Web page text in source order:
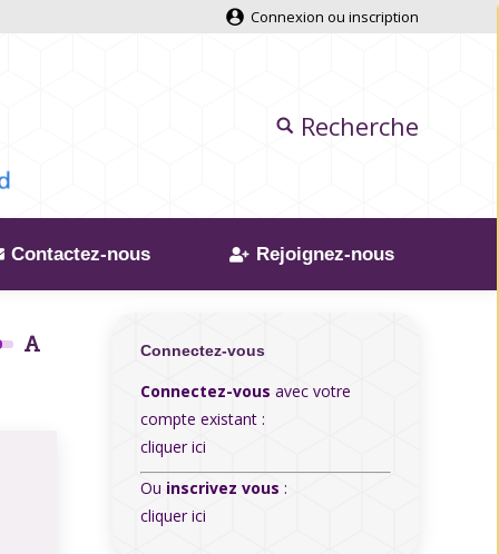
Connexion ou inscription
Recherche
Contactez-nous Rejoignez-nous
Connectez-vous
Connectez-vous avec votre
compte existant :
cliquer ici
Ou inscrivez vous :
cliquer ici